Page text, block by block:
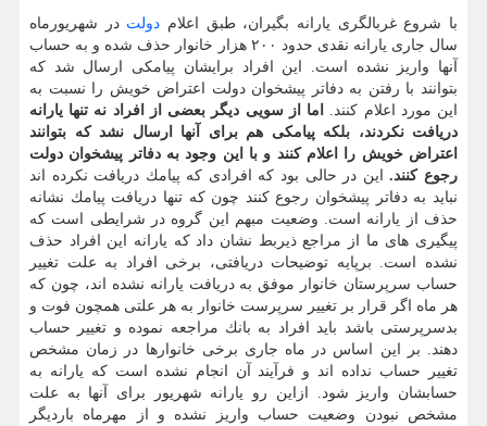
با شروع غربالگری یارانه بگیران، طبق اعلام دولت در شهریورماه
سال جاری یارانه نقدی حدود ۲۰۰ هزار خانوار حذف شده و به حساب
آنها واریز نشده است. این افراد برایشان پیامكی ارسال شد كه
بتوانند با رفتن به دفاتر پیشخوان دولت اعتراض خویش را نسبت به
این مورد اعلام كنند.
اما از سویی دیگر بعضی از افراد نه تنها یارانه
دریافت نكردند، بلكه پیامكی هم برای آنها ارسال نشد كه بتوانند
اعتراض خویش را اعلام كنند و با این وجود به دفاتر پیشخوان دولت
رجوع كنند.این در حالی بود كه افرادی كه پیامك دریافت نكرده اند
نباید به دفاتر پیشخوان رجوع كنند چون كه تنها دریافت پیامك نشانه
حذف از یارانه است. وضعیت مبهم این گروه در شرایطی است كه
پیگیری های ما از مراجع ذیربط نشان داد كه یارانه این افراد حذف
نشده است. برپایه توضیحات دریافتی، برخی افراد به علت تغییر
حساب سرپرستان خانوار موفق به دریافت یارانه نشده اند، چون كه
هر ماه اگر قرار بر تغییر سرپرست خانوار به هر علتی همچون فوت و
بدسرپرستی باشد باید افراد به بانك مراجعه نموده و تغییر حساب
دهند. بر این اساس در ماه جاری برخی خانوارها در زمان مشخص
تغییر حساب نداده اند و فرآیند آن انجام نشده است كه یارانه به
حسابشان واریز شود. ازاین رو یارانه شهریور برای آنها به علت
مشخص نبودن وضعیت حساب واریز نشده و از مهرماه باردیگر